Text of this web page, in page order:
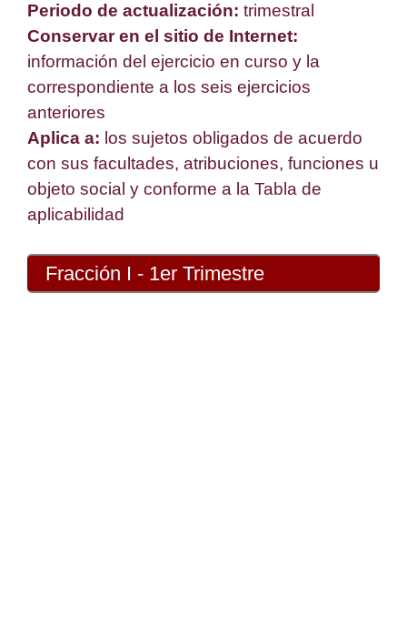
Periodo de actualización: trimestral
Conservar en el sitio de Internet:
información del ejercicio en curso y la
correspondiente a los seis ejercicios
anteriores
Aplica a: los sujetos obligados de acuerdo
con sus facultades, atribuciones, funciones u
objeto social y conforme a la Tabla de
aplicabilidad
Fracción I - 1er Trimestre